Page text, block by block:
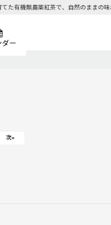
た有機無農薬紅茶で、自然のままの
ダー
次»